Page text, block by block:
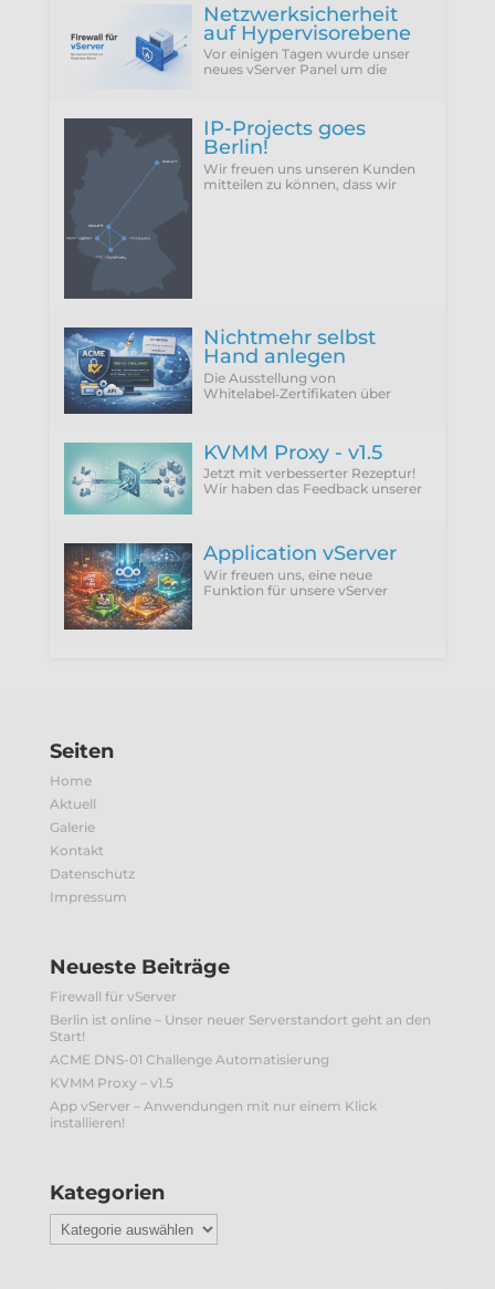
Netzwerksicherheit
auf Hypervisorebene
Vor einigen Tagen wurde unser
neues vServer Panel um die
konfigurieren...
IP-Projects goes
Berlin!
Wir freuen uns unseren Kunden
mitteilen zu können, dass wir
Nichtmehr selbst
Hand anlegen
Die Ausstellung von
Whitelabel‑Zertifikaten über
KVMM Proxy - v1.5
Jetzt mit verbesserter Rezeptur!
Wir haben das Feedback unserer
Application vServer
Wir freuen uns, eine neue
Funktion für unsere vServer
Seiten
Home
Aktuell
Galerie
Kontakt
Datenschutz
Impressum
Neueste Beiträge
Firewall für vServer
Berlin ist online – Unser neuer Serverstandort geht an den
Start!
ACME DNS-01 Challenge Automatisierung
KVMM Proxy – v1.5
App vServer – Anwendungen mit nur einem Klick
installieren!
Kategorien
Kategorien